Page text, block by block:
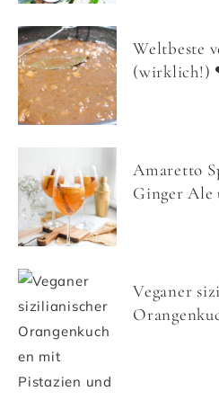
Weltbeste
(wirklich!)
Amaretto
Ginger Ale
Veganer